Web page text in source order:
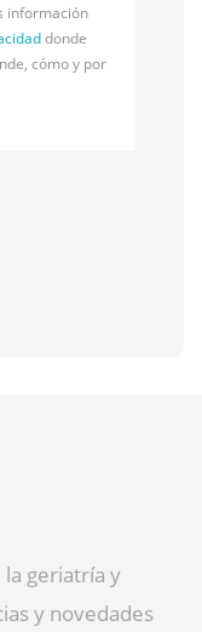
información
donde
cómo y por
la geriatría y
y novedades